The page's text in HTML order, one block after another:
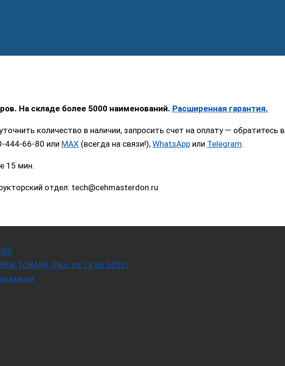
На складе более 5000 наименований. Расширенная гарантия.
количество в наличии, запросить счет на оплату —
444-66-80 или MAX (всегда на связи!), WhatsAppили Telegram.
15 мин.
отдел: tech@cehmasterdon.ru
ТОВАРА (Ред. от 18.06.2025)